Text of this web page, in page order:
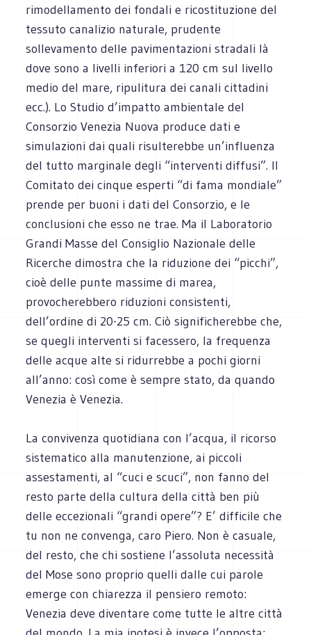
rimodellamento dei fondali e ricostituzione del
tessuto canalizio naturale, prudente
sollevamento delle pavimentazioni stradali là
dove sono a livelli inferiori a 120 cm sul livello
medio del mare, ripulitura dei canali cittadini
ecc.). Lo Studio d’impatto ambientale del
Consorzio Venezia Nuova produce dati e
simulazioni dai quali risulterebbe un’influenza
del tutto marginale degli “interventi diffusi”. Il
Comitato dei cinque esperti “di fama mondiale”
prende per buoni i dati del Consorzio, e le
conclusioni che esso ne trae. Ma il Laboratorio
Grandi Masse del Consiglio Nazionale delle
Ricerche dimostra che la riduzione dei “picchi”,
cioè delle punte massime di marea,
provocherebbero riduzioni consistenti,
dell’ordine di 20-25 cm. Ciò significherebbe che,
se quegli interventi si facessero, la frequenza
delle acque alte si ridurrebbe a pochi giorni
all’anno: così come è sempre stato, da quando
Venezia è Venezia.
La convivenza quotidiana con l’acqua, il ricorso
sistematico alla manutenzione, ai piccoli
assestamenti, al “cuci e scuci”, non fanno del
resto parte della cultura della città ben più
delle eccezionali “grandi opere”? E’ difficile che
tu non ne convenga, caro Piero. Non è casuale,
del resto, che chi sostiene l’assoluta necessità
del Mose sono proprio quelli dalle cui parole
emerge con chiarezza il pensiero remoto:
Venezia deve diventare come tutte le altre città